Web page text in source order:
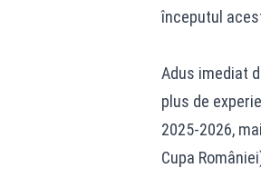
începutul
Adus imediat
plus de
2025-2026,
Cupa